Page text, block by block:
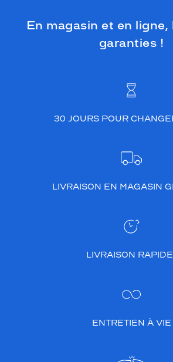
En magasin et en ligne,
garanties !
30 JOURS POUR
LIVRAISON EN MAGASIN
LIVRAISON
ENTRETIEN À VIE